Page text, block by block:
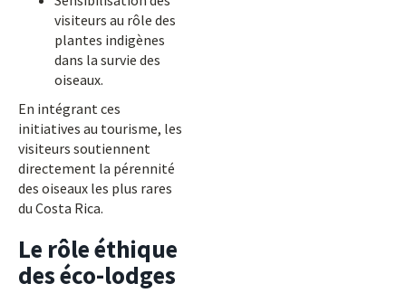
visiteurs au rôle des
plantes indigènes
dans la survie des
oiseaux.
En intégrant ces
initiatives au tourisme, les
visiteurs soutiennent
directement la pérennité
des oiseaux les plus rares
du Costa Rica.
Le rôle éthique
des éco-lodges